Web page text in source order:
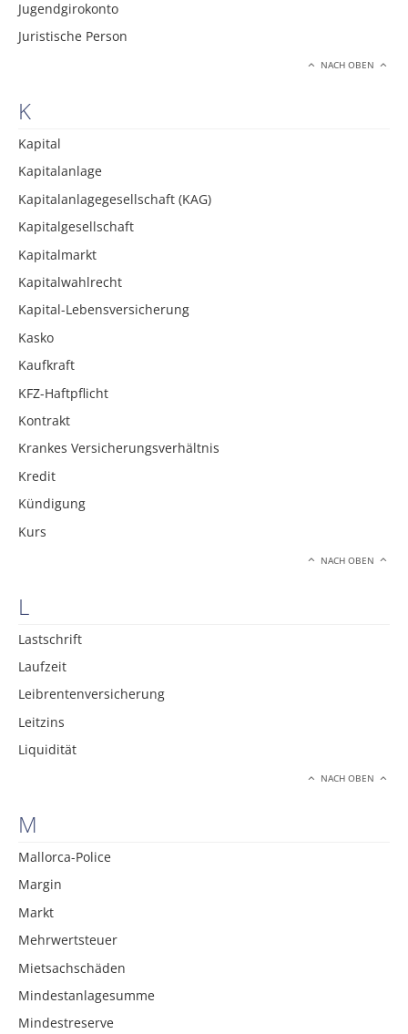
Jugendgirokonto
Juristische Person
NACH OBEN
K
Kapital
Kapitalanlage
Kapitalanlagegesellschaft (KAG)
Kapitalgesellschaft
Kapitalmarkt
Kapitalwahlrecht
Kapital-Lebensversicherung
Kasko
Kaufkraft
KFZ-Haftpflicht
Kontrakt
Krankes Versicherungsverhältnis
Kredit
Kündigung
Kurs
NACH OBEN
L
Lastschrift
Laufzeit
Leibrentenversicherung
Leitzins
Liquidität
NACH OBEN
M
Mallorca-Police
Margin
Markt
Mehrwertsteuer
Mietsachschäden
Mindestanlagesumme
Mindestreserve